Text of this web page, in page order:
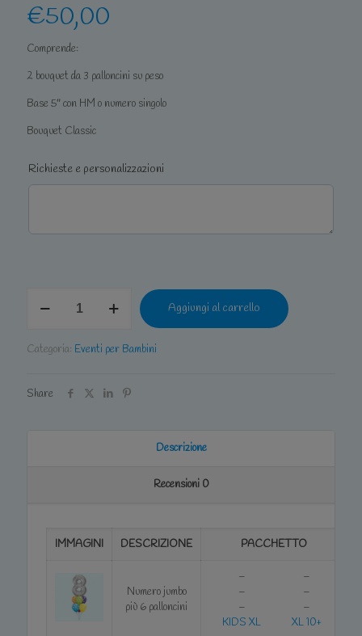
€50,00
Comprende:
2 bouquet da 3 palloncini su peso
Base 5″ con HM o numero singolo
Bouquet Classic
Richieste e personalizzazioni
Aggiungi al carrello
Categoria: Eventi per Bambini
Share
Descrizione
Recensioni 0
IMMAGINI DESCRIZIONE PACCHETTO
Numero jumbo
più 6 palloncini
–
–
–
KIDS XL
–
–
–
XL 10+